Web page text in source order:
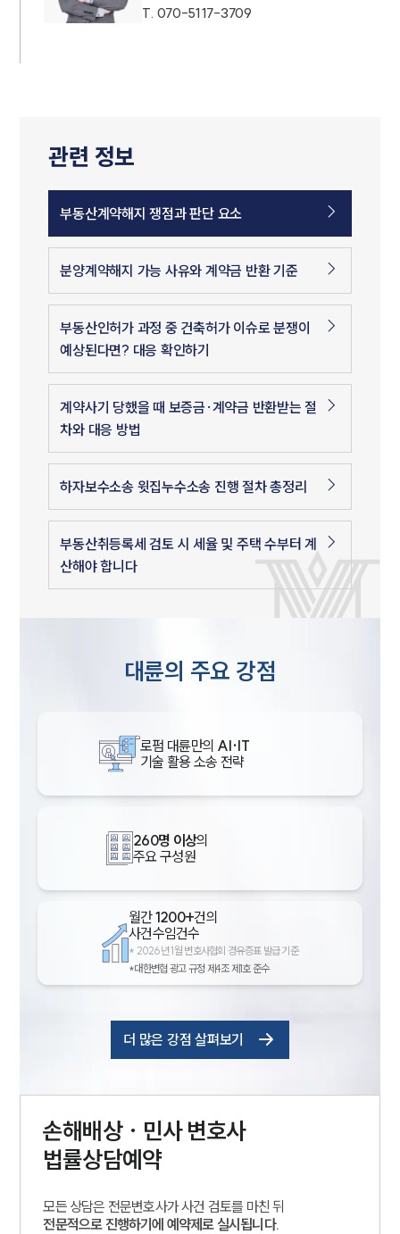
T. 070-5117-3709
관련 정보
부동산계약해지 쟁점과 판단 요소
분양계약해지 가능 사유와 계약금 반환 기준
부동산인허가 과정 중 건축허가 이슈로 분쟁이
예상된다면? 대응 확인하기
계약사기 당했을 때 보증금·계약금 반환받는 절
차와 대응 방법
하자보수소송 윗집누수소송 진행 절차 총정리
부동산취등록세 검토 시 세율 및 주택 수부터 계
산해야 합니다
대륜의 주요 강점
로펌 대륜만의 AI·IT
기술 활용 소송 전략
260명 이상의
주요 구성원
월간1200+건의
사건수임건수
* 2026년 1월 변호사협회 경유증표 발급 기준
*대한변협 광고 규정 제4조 제1호 준수
더 많은 강점 살펴보기
손해배상 · 민사변호사
법률상담예약
모든 상담은 전문변호사가 사건 검토를 마친 뒤
전문적으로 진행하기에 예약제로 실시됩니다.